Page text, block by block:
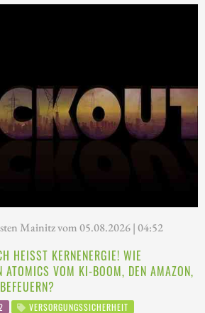
Mainitz vom 05.08.2026 | 04:52
HEISST KERNENERGIE! WIE P
VOM KI-BOOM, DEN AMAZON, M
VERSORGUNGSSICHERHEIT